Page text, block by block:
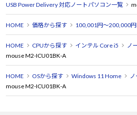
USB Power Delivery 対応ノートパソコン一覧
HOME 価格から探す 100,001円～200,000円
HOME CPUから探す インテル Core i5 ノ
mouse M2-ICU01BK-A
HOME OSから探す Windows 11 Home
mouse M2-ICU01BK-A